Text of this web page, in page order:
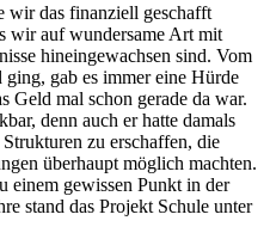
wir das finanziell geschafft
wir auf wundersame Art mit
hineingewachsen sind. Vom
gab es immer eine Hürde
Geld mal schon gerade da war.
denn auch er hatte damals
zu erschaffen, die
überhaupt möglich machten.
einem gewissen Punkt in der
stand das Projekt Schule unter